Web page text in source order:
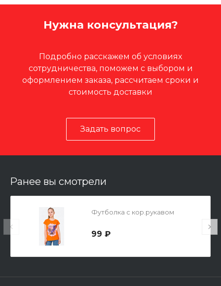
Нужна консультация?
Подробно расскажем об условиях
сотрудничества, поможем с выбором и
оформлением заказа, рассчитаем сроки и
стоимость доставки
Задать вопрос
Ранее вы смотрели
Футболка с кор.рукавом
99 ₽